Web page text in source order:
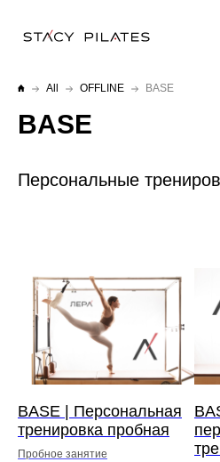
All OFFLINE BASE
BASE
Персональные
BASE | Персональная
тренировка пробная
Пробное занятие